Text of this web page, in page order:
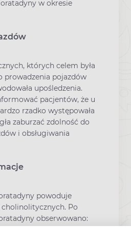
w okresie
których celem była
prowadzenia pojazdów
upośledzenia.
pacjentów, że u
rzadko występowała
zaburzać zdolność do
i obsługiwania
powoduje
Po
obserwowano:
należy